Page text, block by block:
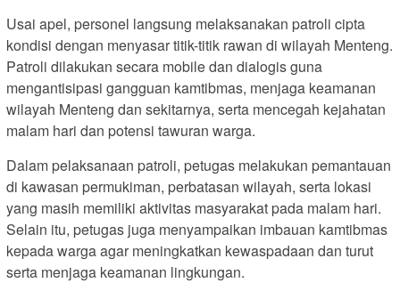
Usai apel, personel langsung melaksanakan patroli cipta
kondisi dengan menyasar titik-titik rawan di wilayah Menteng.
Patroli dilakukan secara mobile dan dialogis guna
mengantisipasi gangguan kamtibmas, menjaga keamanan
wilayah Menteng dan sekitarnya, serta mencegah kejahatan
malam hari dan potensi tawuran warga.
Dalam pelaksanaan patroli, petugas melakukan pemantauan
di kawasan permukiman, perbatasan wilayah, serta lokasi
yang masih memiliki aktivitas masyarakat pada malam hari.
Selain itu, petugas juga menyampaikan imbauan kamtibmas
kepada warga agar meningkatkan kewaspadaan dan turut
serta menjaga keamanan lingkungan.